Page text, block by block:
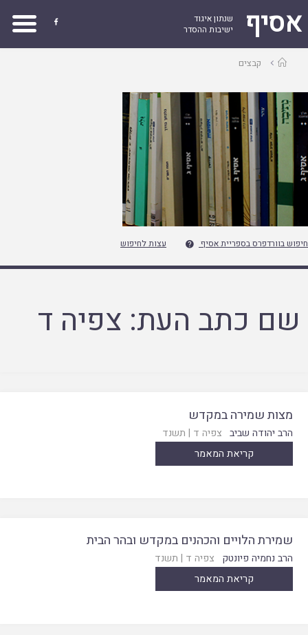
אסיף
שנתון איגוד
ישיבות ההסדר

עמודקבצים
חיפוש בוורדפרס בספריית אסיף  עצות לחיפוש
שם כתב העת: צפיה ד
מצות שמירה במקדש
הרב יהודה שביב צפיה ד | תשנד
קריאת המאמר
שמירת הלויים והכהנים במקדש ובהר הבית
הרב נחמיה פיונטק צפיה ד | תשנד
קריאת המאמר